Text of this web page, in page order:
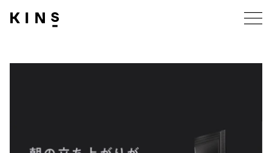
ビジネスモデル
Business Model